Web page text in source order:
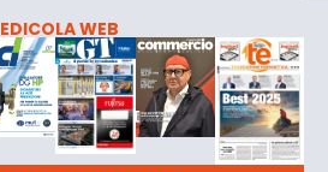
EDICOLA WEB